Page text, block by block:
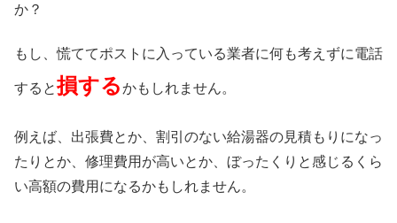
か？
もし、慌ててポストに入っている業者に何も考えずに電話
すると損するかもしれません。
例えば、出張費とか、割引のない給湯器の見積もりになっ
たりとか、修理費用が高いとか、ぼったくりと感じるくら
い高額の費用になるかもしれません。